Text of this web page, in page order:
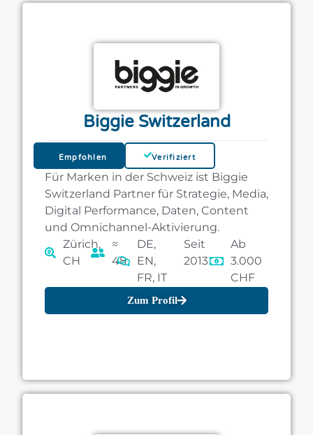
Biggie Switzerland
Empfohlen Verifiziert
Für Marken in der Schweiz ist Biggie
Switzerland Partner für Strategie, Media,
Digital Performance, Daten, Content
und Omnichannel-Aktivierung.
Zürich,
CH
≈
48
DE,
EN,
FR, IT
Seit
2013
Ab
3.000
CHF
Zum Profil